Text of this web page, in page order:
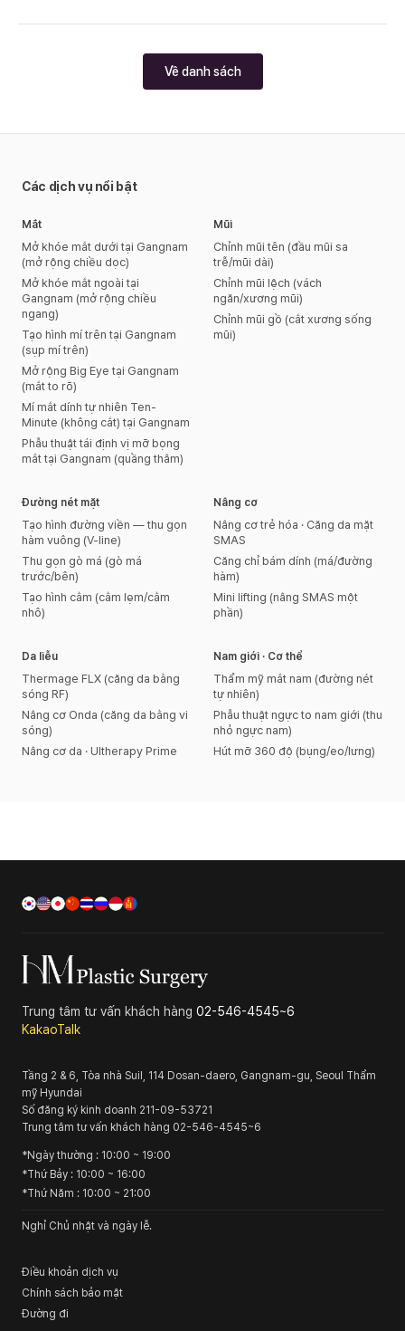
Về danh sách
Các dịch vụ nổi bật
Mắt
Mở khóe mắt dưới tại Gangnam
(mở rộng chiều dọc)
Mở khóe mắt ngoài tại
Gangnam (mở rộng chiều
ngang)
Tạo hình mí trên tại Gangnam
(sụp mí trên)
Mở rộng Big Eye tại Gangnam
(mắt to rõ)
Mí mắt dính tự nhiên Ten-
Minute (không cắt) tại Gangnam
Phẫu thuật tái định vị mỡ bọng
mắt tại Gangnam (quầng thâm)
Mũi
Chỉnh mũi tên (đầu mũi sa
trễ/mũi dài)
Chỉnh mũi lệch (vách
ngăn/xương mũi)
Chỉnh mũi gồ (cắt xương sống
mũi)
Đường nét mặt
Tạo hình đường viền — thu gọn
hàm vuông (V-line)
Thu gọn gò má (gò má
trước/bên)
Tạo hình cằm (cằm lẹm/cằm
nhô)
Nâng cơ
Nâng cơ trẻ hóa · Căng da mặt
SMAS
Căng chỉ bám dính (má/đường
hàm)
Mini lifting (nâng SMAS một
phần)
Da liễu
Thermage FLX (căng da bằng
sóng RF)
Nâng cơ Onda (căng da bằng vi
sóng)
Nâng cơ da · Ultherapy Prime
Nam giới · Cơ thể
Thẩm mỹ mắt nam (đường nét
tự nhiên)
Phẫu thuật ngực to nam giới (thu
nhỏ ngực nam)
Hút mỡ 360 độ (bụng/eo/lưng)
Trung tâm tư vấn khách hàng 02-546-4545~6
KakaoTalk
Tầng 2 & 6, Tòa nhà Suil, 114 Dosan-daero, Gangnam-gu, Seoul Thẩm
mỹ Hyundai
Số đăng ký kinh doanh 211-09-53721
Trung tâm tư vấn khách hàng 02-546-4545~6
*Ngày thường : 10:00 ~ 19:00
*Thứ Bảy : 10:00 ~ 16:00
*Thứ Năm : 10:00 ~ 21:00
Nghỉ Chủ nhật và ngày lễ.
Điều khoản dịch vụ
Chính sách bảo mật
Đường đi